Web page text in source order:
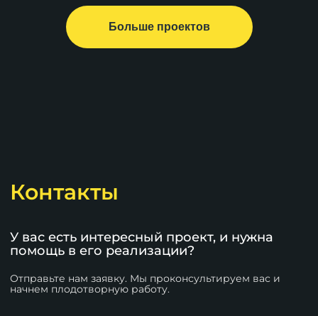
Больше проектов
Контакты
У вас есть интересный проект, и нужна
помощь в его реализации?
Отправьте нам заявку. Мы проконсультируем вас и
начнем плодотворную работу.